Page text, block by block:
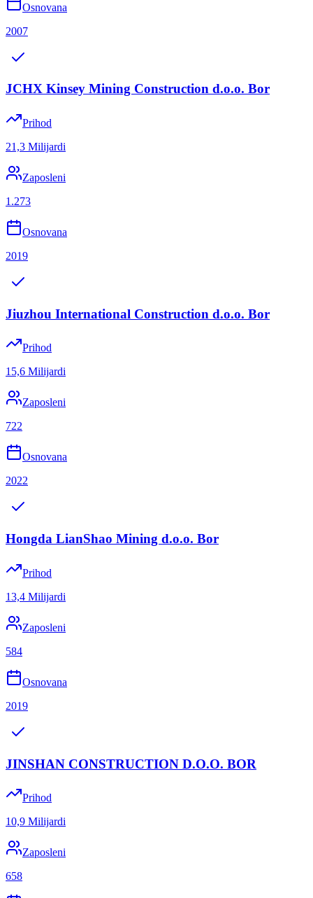
Osnovana
2007
JCHX Kinsey Mining Construction d.o.o. Bor
Prihod
21,3 Milijardi
Zaposleni
1.273
Osnovana
2019
Jiuzhou International Construction d.o.o. Bor
Prihod
15,6 Milijardi
Zaposleni
722
Osnovana
2022
Hongda LianShao Mining d.o.o. Bor
Prihod
13,4 Milijardi
Zaposleni
584
Osnovana
2019
JINSHAN CONSTRUCTION D.O.O. BOR
Prihod
10,9 Milijardi
Zaposleni
658